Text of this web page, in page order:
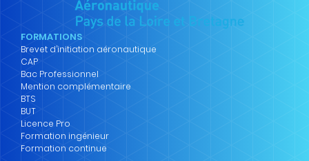
FORMATIONS
Brevet d’initiation aéronautique
CAP
Bac Professionnel
Mention complémentaire
BTS
BUT
Licence Pro
Formation ingénieur
Formation continue